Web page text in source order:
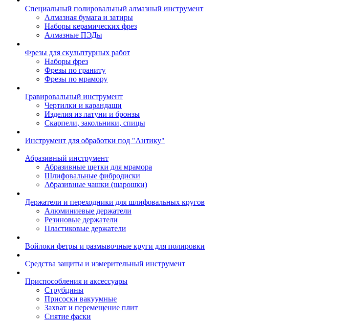
Специальный полировальный алмазный инструмент
Алмазная бумага и затиры
Наборы керамических фрез
Алмазные ПЭДы
Фрезы для скульптурных работ
Наборы фрез
Фрезы по граниту
Фрезы по мрамору
Гравировальный инструмент
Чертилки и карандаши
Изделия из латуни и бронзы
Скарпели, закольники, спицы
Инструмент для обработки под "Антику"
Абразивный инструмент
Абразивные щетки для мрамора
Шлифовальные фибродиски
Абразивные чашки (шарошки)
Держатели и переходники для шлифовальных кругов
Алюминиевые держатели
Резиновые держатели
Пластиковые держатели
Войлоки фетры и размывочные круги для полировки
Средства защиты и измерительный инструмент
Приспособления и аксессуары
Струбцины
Присоски вакуумные
Захват и перемещение плит
Снятие фаски